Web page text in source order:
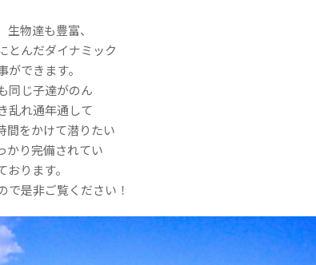
物達も豊富、
とんだダイナミック
できます。
同じ子達がのん
乱れ通年通して
間をかけて潜りたい
かり完備されてい
ります。
で是非ご覧ください！